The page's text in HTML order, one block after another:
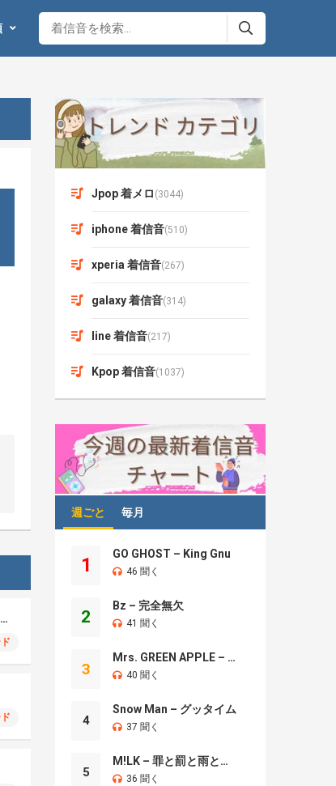
モエチャッカファイア – ヒューゴ、狛野真斗、ライト、セヴェリアン (Cover )
Jpop 着メロ (3044)
iphone 着信音(510)
xperia 着信音(267)
galaxy 着信音(314)
line 着信音(217)
Kpop 着信音(1037)
週ごと 毎月
1
GO GHOST – King Gnu
46 聞く
2
Bz – 完全無欠
41 聞く
3
Mrs. GREEN APPLE – Brand New
40 聞く
4
Snow Man – グッタイム
37 聞く
5
M!LK – 罪と罰と雨とキス
36 聞く